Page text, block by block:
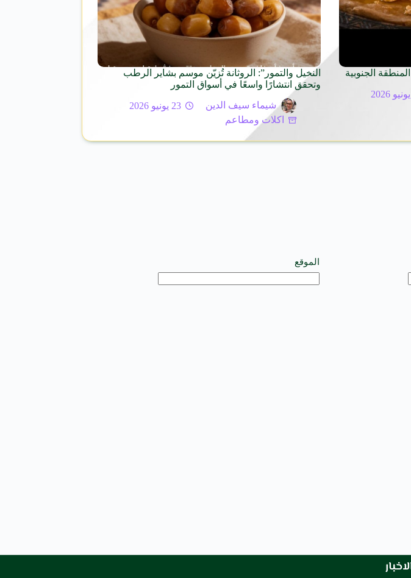
الجنوبية
النخيل والتمور”: الروثانة تُزيّن موسم بشاير الرطب
وتحقق انتشارًا واسعًا في أسواق التمور
شيماء سيف الدين
23 يونيو 2026
اكلات ومطاعم
الموقع